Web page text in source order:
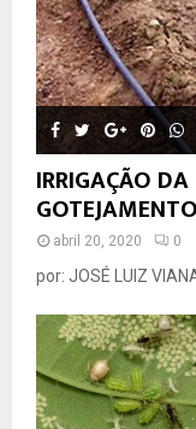
IRRIGAÇÃO
GOTEJAMENTO
abril 20, 2020 0
por: JOSÉ LUIZ